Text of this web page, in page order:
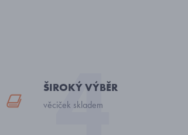
ŠIROKÝ VÝBĚR
věciček skladem